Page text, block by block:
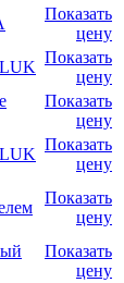
Показать
цену
Показать
цену
Показать
цену
Показать
цену
Показать
цену
Показать
цену